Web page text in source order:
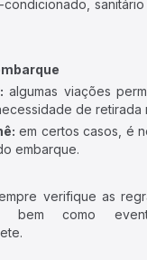
algumas viações
de retirada
em certos casos, é
embarque.
verifique as
bem como